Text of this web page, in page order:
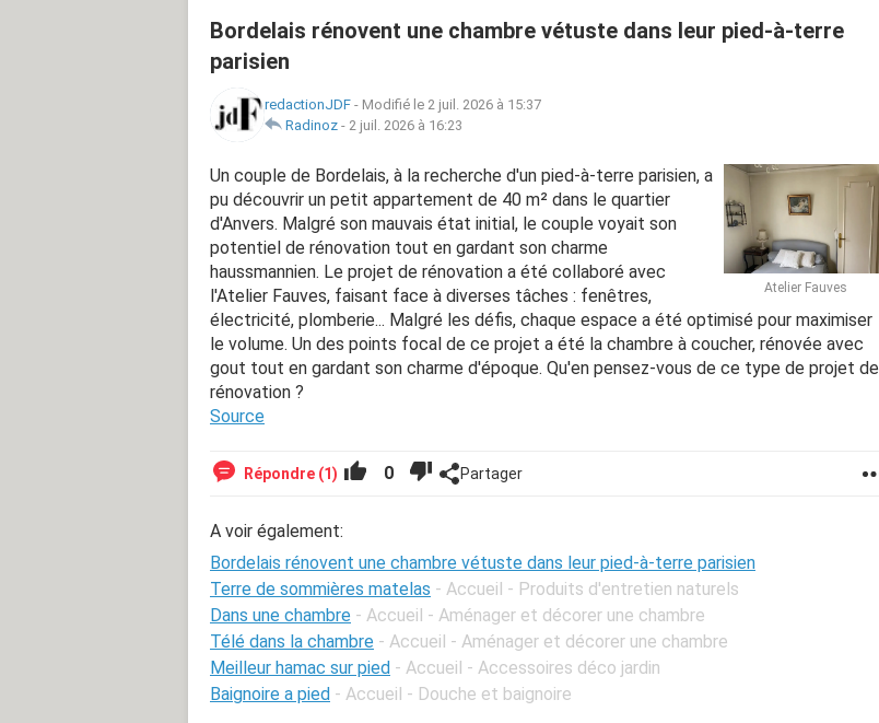
Bordelais rénovent une chambre vétuste dans leur pied-à-terre
parisien
redactionJDF - Modifié le 2 juil. 2026 à 15:37
Radinoz - 2 juil. 2026 à 16:23
Atelier Fauves
Un couple de Bordelais, à la recherche d'un pied-à-terre parisien, a
pu découvrir un petit appartement de 40 m² dans le quartier
d'Anvers. Malgré son mauvais état initial, le couple voyait son
potentiel de rénovation tout en gardant son charme
haussmannien. Le projet de rénovation a été collaboré avec
l'Atelier Fauves, faisant face à diverses tâches : fenêtres,
électricité, plomberie... Malgré les défis, chaque espace a été optimisé pour maximiser
le volume. Un des points focal de ce projet a été la chambre à coucher, rénovée avec
gout tout en gardant son charme d'époque. Qu'en pensez-vous de ce type de projet de
rénovation ?
Source
Répondre (1) 0 Partager
A voir également:
Bordelais rénovent une chambre vétuste dans leur pied-à-terre parisien
Terre de sommières matelas - Accueil - Produits d'entretien naturels
Dans une chambre - Accueil - Aménager et décorer une chambre
Télé dans la chambre - Accueil - Aménager et décorer une chambre
Meilleur hamac sur pied - Accueil - Accessoires déco jardin
Baignoire a pied - Accueil - Douche et baignoire